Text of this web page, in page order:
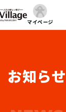
マイページ
お知らせ